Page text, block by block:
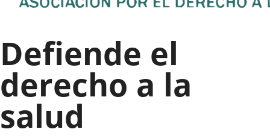
Defiende el
derecho a la
salud